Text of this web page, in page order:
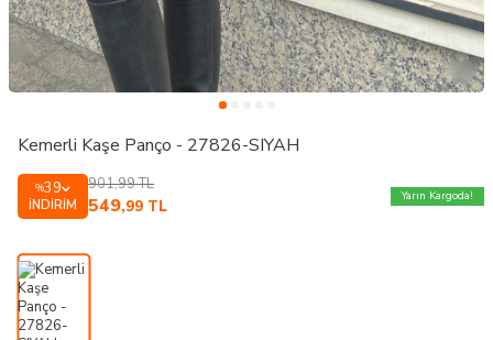
Kemerli Kaşe Panço - 27826-SIYAH
%39
İNDIRIM
901,99TL
549,99 TL
Yarın Kargoda!